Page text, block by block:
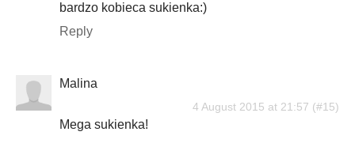
bardzo kobieca sukienka:)
Reply
Malina
4 August 2015 at 21:57
Mega sukienka!